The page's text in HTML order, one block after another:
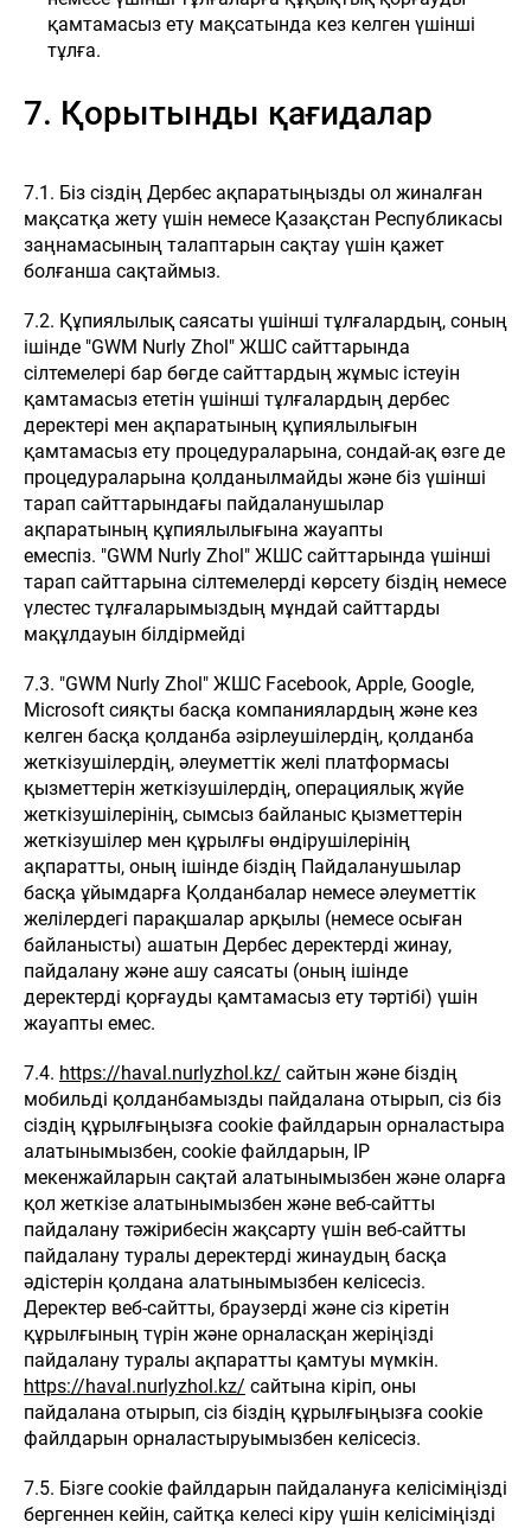
қамтамасыз ету мақсатында кез келген үшінші
тұлға.
7. Қорытынды қағидалар
7.1. Біз сіздің Дербес ақпаратыңызды ол жиналған
мақсатқа жету үшін немесе Қазақстан Республикасы
заңнамасының талаптарын сақтау үшін қажет
болғанша сақтаймыз.
7.2. Құпиялылық саясаты үшінші тұлғалардың, соның
ішінде "GWM Nurly Zhol" ЖШС сайттарында
сілтемелері бар бөгде сайттардың жұмыс істеуін
қамтамасыз ететін үшінші тұлғалардың дербес
деректері мен ақпаратының құпиялылығын
қамтамасыз ету процедураларына, сондай-ақ өзге де
процедураларына қолданылмайды және біз үшінші
тарап сайттарындағы пайдаланушылар
ақпаратының құпиялылығына жауапты
емеспіз. "GWM Nurly Zhol" ЖШС сайттарында үшінші
тарап сайттарына сілтемелерді көрсету біздің немесе
үлестес тұлғаларымыздың мұндай сайттарды
мақұлдауын білдірмейді
7.3. "GWM Nurly Zhol" ЖШС Facebook, Apple, Google,
Microsoft сияқты басқа компаниялардың және кез
келген басқа қолданба әзірлеушілердің, қолданба
жеткізушілердің, әлеуметтік желі платформасы
қызметтерін жеткізушілердің, операциялық жүйе
жеткізушілерінің, сымсыз байланыс қызметтерін
жеткізушілер мен құрылғы өндірушілерінің
ақпаратты, оның ішінде біздің Пайдаланушылар
басқа ұйымдарға Қолданбалар немесе әлеуметтік
желілердегі парақшалар арқылы (немесе осыған
байланысты) ашатын Дербес деректерді жинау,
пайдалану және ашу саясаты (оның ішінде
деректерді қорғауды қамтамасыз ету тәртібі) үшін
жауапты емес.
7.4. https://haval.nurlyzhol.kz/ сайтын және біздің
мобильді қолданбамызды пайдалана отырып, сіз біз
сіздің құрылғыңызға cookie файлдарын орналастыра
алатынымызбен, cookie файлдарын, IP
мекенжайларын сақтай алатынымызбен және оларға
қол жеткізе алатынымызбен және веб-сайтты
пайдалану тәжірибесін жақсарту үшін веб-сайтты
пайдалану туралы деректерді жинаудың басқа
әдістерін қолдана алатынымызбен келісесіз.
Деректер веб-сайтты, браузерді және сіз кіретін
құрылғының түрін және орналасқан жеріңізді
пайдалану туралы ақпаратты қамтуы мүмкін.
https://haval.nurlyzhol.kz/ сайтына кіріп, оны
пайдалана отырып, сіз біздің құрылғыңызға cookie
файлдарын орналастыруымызбен келісесіз.
7.5. Бізге cookie файлдарын пайдалануға келісіміңізді
бергеннен кейін, сайтқа келесі кіру үшін келісіміңізді